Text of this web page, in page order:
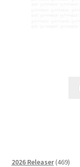
2026 Releaser 469469